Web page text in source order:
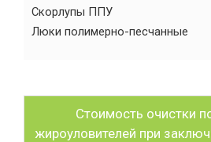
Скорлупы ППУ
Люки полимерно-песчанные
Стоимость очистки
жироуловителей при